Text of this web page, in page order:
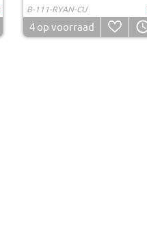
B-111-RYAN-CU
4op voorraad